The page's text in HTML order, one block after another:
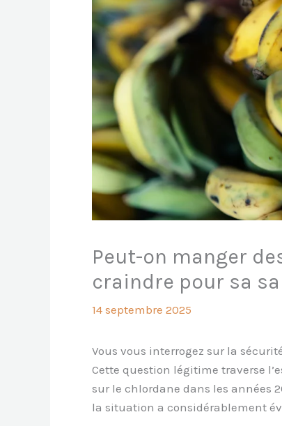
Peut-on manger
craindre pour sa
14 septembre 2025
Vous vous interrogez sur la
Cette question légitime traverse
sur le chlordane dans les années
la situation a considérablement